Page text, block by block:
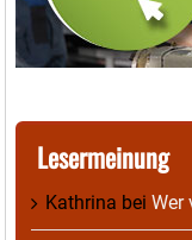
Lesermeinung
Kathrina bei Wer